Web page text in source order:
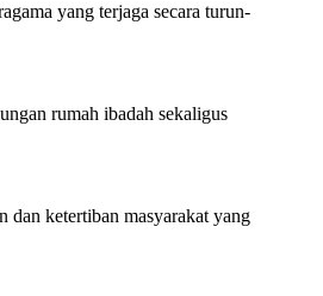
yang terjaga secara turun-
rumah ibadah sekaligus
dan ketertiban masyarakat yang